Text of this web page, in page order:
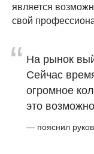
является
свой
“ На рынок
Сейчас
огромное
это
— пояснил